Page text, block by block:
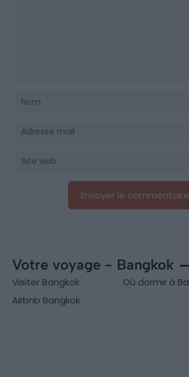
Votre voyage - Bangkok
Visiter Bangkok
Où dormir à
Airbnb Bangkok